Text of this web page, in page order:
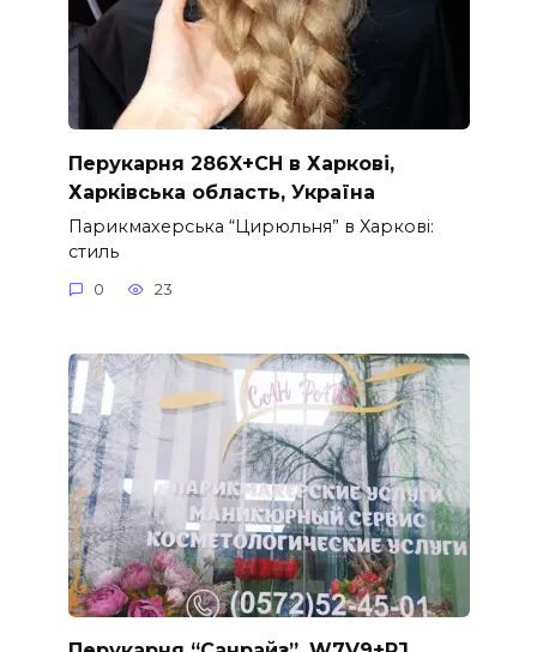
Перукарня 286X+CH в Харкові,
Харківська область, Україна
Парикмахерська “Цирюльня” в Харкові:
стиль
0 23